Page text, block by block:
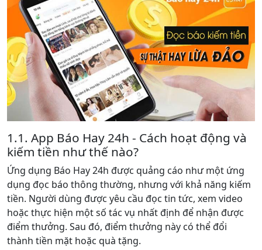
1.1. App Báo Hay 24h - Cách hoạt động và
kiếm tiền như thế nào?
Ứng dụng Báo Hay 24h được quảng cáo như một ứng
dụng đọc báo thông thường, nhưng với khả năng kiếm
tiền. Người dùng được yêu cầu đọc tin tức, xem video
hoặc thực hiện một số tác vụ nhất định để nhận được
điểm thưởng. Sau đó, điểm thưởng này có thể đổi
thành tiền mặt hoặc quà tặng.